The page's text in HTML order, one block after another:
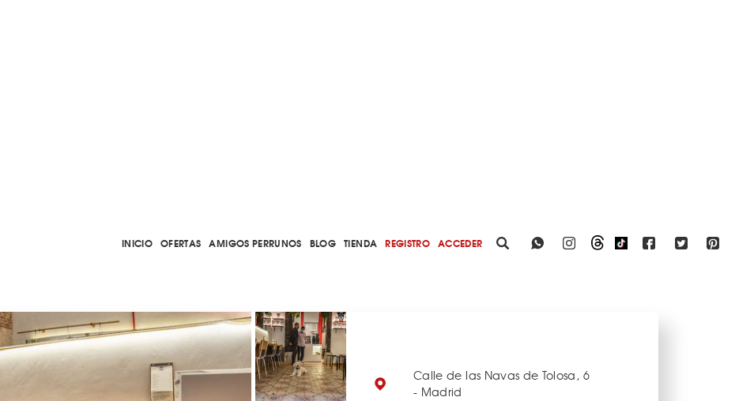
INICIO OFERTAS AMIGOS PERRUNOS BLOG TIENDA REGISTRO ACCEDER
Calle de las Navas de Tolosa, 6
- Madrid